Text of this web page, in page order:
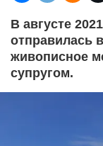
В августе
отправилась
живописное
супругом.